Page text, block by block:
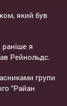
який був
я
Рейнольдс.
групи
"Райан